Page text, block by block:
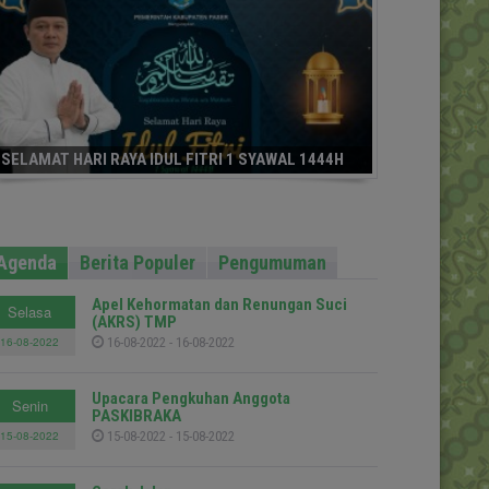
SELAMAT HARI RAYA IDUL FITRI 1 SYAWAL 1444H
Berita Populer Pengumuman
Selasa
16-08-2022
Apel Kehormatan dan Renungan Suci
(AKRS) TMP
16-08-2022 - 16-08-2022
Senin
15-08-2022
Upacara Pengkuhan Anggota
PASKIBRAKA
15-08-2022 - 15-08-2022